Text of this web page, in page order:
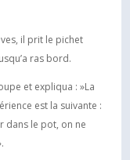
il prit le pichet
ras bord.
et expliqua : »La
est la suivante :
dans le pot, on ne